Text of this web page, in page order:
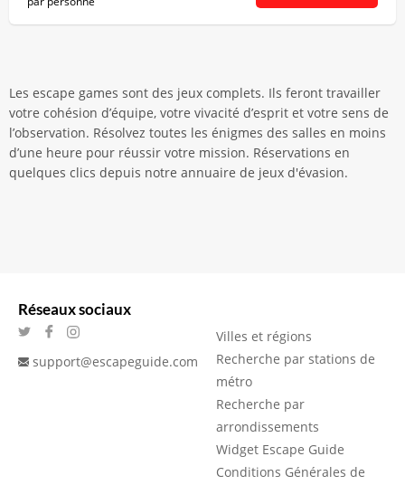
Les escape games sont des jeux complets. Ils feront travailler
votre cohésion d’équipe, votre vivacité d’esprit et votre sens de
l’observation. Résolvez toutes les énigmes des salles en moins
d’une heure pour réussir votre mission. Réservations en
quelques clics depuis notre annuaire de jeux d'évasion.
Réseaux sociaux
support@escapeguide.com
Villes et régions
Recherche par stations de
métro
Recherche par
arrondissements
Widget Escape Guide
Conditions Générales de